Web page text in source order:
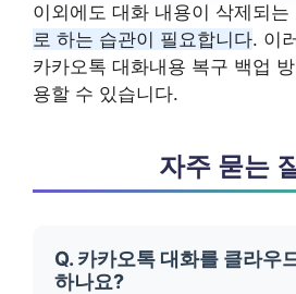
이외에도 대화 내용이 삭제되는
로 하는 습관이 필요합니다. 이
카카오톡 대화내용 복구 백업
용할 수 있습니다.
자주 묻는
Q. 카카오톡 대화를 클라우
하나요?